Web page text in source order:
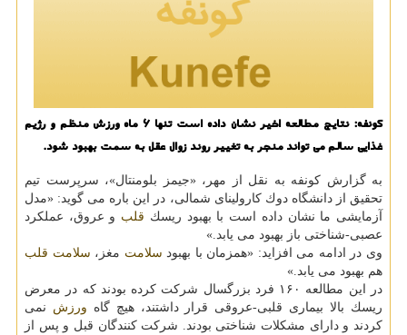
كونفه: نتایج مطالعه اخیر نشان داده است تنها 6 ماه ورزش منظم و رژیم
غذایی سالم می تواند منجر به تغییر روند زوال عقل به سمت بهبود شود.
به گزارش كونفه به نقل از مهر، «جیمز بلومنتال»، سرپرست تیم
تحقیق از دانشگاه دوك كارولینای شمالی، در این باره می گوید: «مدل
آزمایشی ما نشان داده است با بهبود ریسك قلب و عروق، عملكرد
عصبی-شناختی باز بهبود می یابد.»
وی در ادامه می افزاید: «همزمان با بهبود سلامت مغز، سلامت قلب
هم بهبود می یابد.»
در این مطالعه ۱۶۰ فرد بزرگسال شركت كرده بودند كه در معرض
ریسك بالا بیماری قلبی-عروقی قرار داشتند، هیچ گاه ورزش نمی
كردند و دارای مشكلات شناختی بودند. شركت كنندگان قبل و پس از